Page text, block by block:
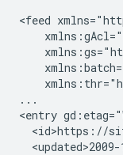
<feed
...
<entry
<id>https://